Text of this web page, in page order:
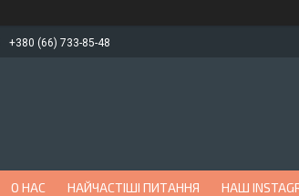
+380 (66) 733-85-48
О НАС НАЙЧАСТІШІ ПИТАННЯ НАШ